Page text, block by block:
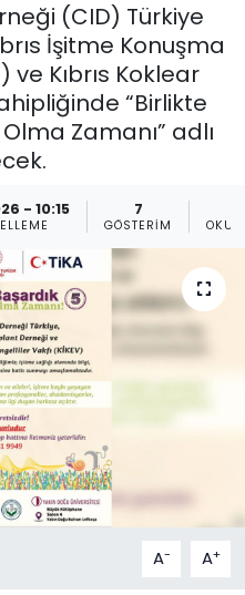
(CID) Türkiye
İşitme Konuşma
ve Kıbrıs Koklear
“Birlikte
Zamanı” adlı
- 10:15 7
GÖSTERIM
A- A+